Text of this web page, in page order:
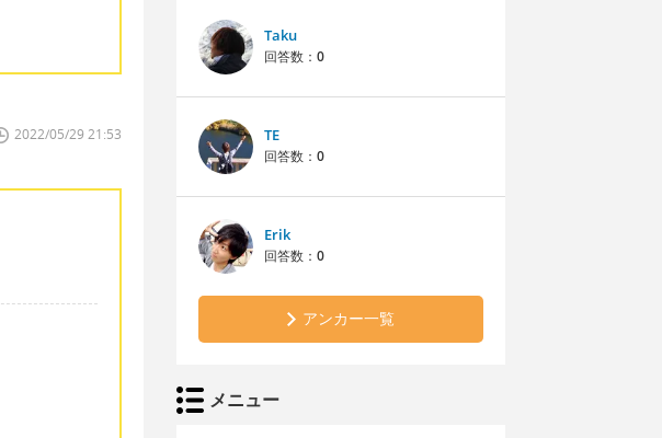
2022/05/29 21:53
Taku
回答数： 0
TE
回答数： 0
Erik
回答数： 0
アンカー一覧
メニュー